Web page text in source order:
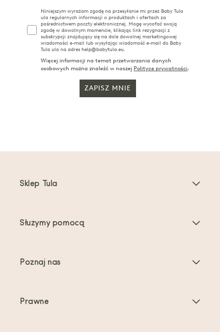
Niniejszym wyrażam zgodę na przesyłanie mi przez Baby Tula
ula regularnych informacji o produktach i ofertach za
pośrednictwem poczty elektronicznej. Mogę wycofać swoją
zgodę w dowolnym momencie, klikając link rezygnacji z
subskrypcji znajdujący się na dole dowolnej marketingowej
wiadomości e-mail lub wysyłając wiadomość e-mail do Baby
Tula ula na adres help@babytula.eu.
Więcej informacji na temat przetwarzania danych
osobowych można znaleźć w naszej Polityce prywatności.
ZAPISZ MNIE
Sklep Tula
Oferty i promocje
Służymy pomocą
Poznaj nas
Prawne